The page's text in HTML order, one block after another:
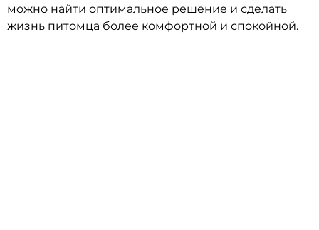
можно найти оптимальное решение и сделать
жизнь питомца более комфортной и спокойной.